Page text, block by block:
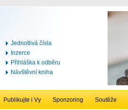
Jednotlivá čísla
Inzerce
Přihláška k odběru
Návštěvní kniha
Publikujte i Vy Sponzoring Soutěže